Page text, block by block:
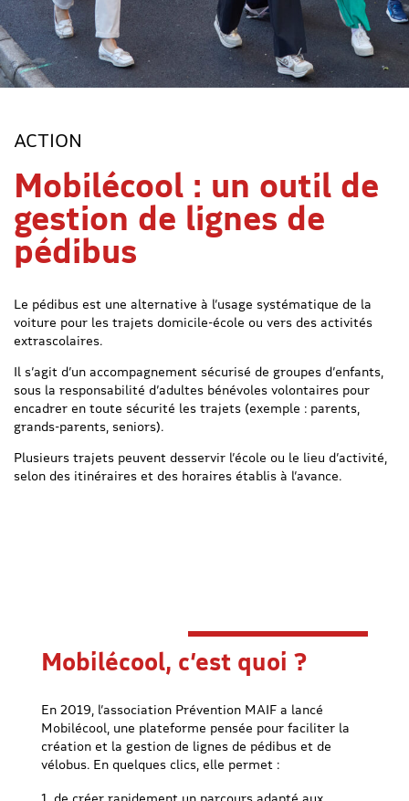
ACTION
Mobilécool : un outil de
gestion de lignes de
pédibus
Le pédibus est une alternative à l’usage systématique de la
voiture pour les trajets domicile-école ou vers des activités
extrascolaires.
Il s’agit d’un accompagnement sécurisé de groupes d’enfants,
sous la responsabilité d’adultes bénévoles volontaires pour
encadrer en toute sécurité les trajets (exemple : parents,
grands-parents, seniors).
Plusieurs trajets peuvent desservir l’école ou le lieu d’activité,
selon des itinéraires et des horaires établis à l’avance.
Mobilécool, c’est quoi ?
En 2019, l’association Prévention MAIF a lancé
Mobilécool, une plateforme pensée pour faciliter la
création et la gestion de lignes de pédibus et de
vélobus. En quelques clics, elle permet :
de créer rapidement un parcours adapté aux